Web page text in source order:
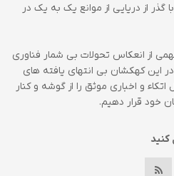
از دریایی از موانع یک به یک در
از انعکاس تحولات بی شمار فناوری
این کهکشان بی انتهای یافته های
و اخباری موثق را از گوشه و کنار
خود قرار دهیم.
کنید